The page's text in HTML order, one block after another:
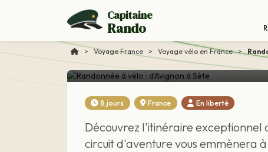
Capitaine
Rando
> Voyage France > Voyage vélo en France >
Voyage France
Randonnée à vélo :
8 jours France En liberté
Découvrez l'itinéraire exceptionnel
circuit d'aventure vous emmènera